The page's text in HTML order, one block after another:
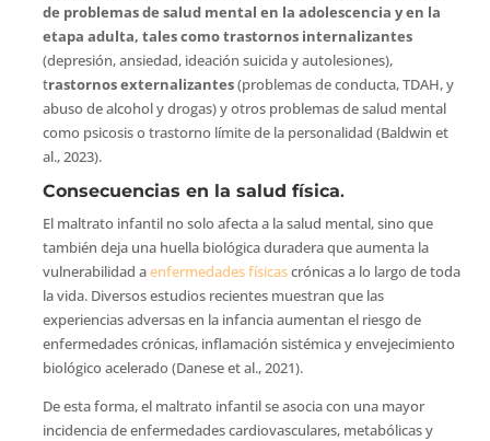
de problemas de salud mental en la adolescencia y en la
etapa adulta, tales comotrastornos internalizantes
(depresión, ansiedad, ideación suicida y autolesiones),
trastornos externalizantes(problemas de conducta, TDAH, y
abuso de alcohol y drogas) y otros problemas de salud mental
como psicosis o trastorno límite de la personalidad (Baldwin et
al., 2023).
Consecuencias en la salud física.
El maltrato infantil no solo afecta a la salud mental, sino que
también deja una huella biológica duradera que aumenta la
vulnerabilidad aenfermedades físicascrónicas a lo largo de toda
la vida. Diversos estudios recientes muestran que las
experiencias adversas en la infancia aumentan el riesgo de
enfermedades crónicas, inflamación sistémica y envejecimiento
biológico acelerado (Danese et al., 2021).
De esta forma, el maltrato infantil se asocia con una mayor
incidencia de enfermedades cardiovasculares, metabólicas y